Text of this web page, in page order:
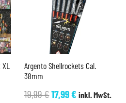
Argento Shellrockets Cal.
38mm
19,99€Ursprünglicher
17,99€Aktueller
inkl. MwSt.